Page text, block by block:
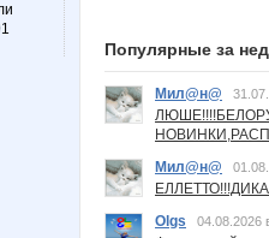
Популярные за
Мил@н@
Мил@н@
Olgs
04.08.2026